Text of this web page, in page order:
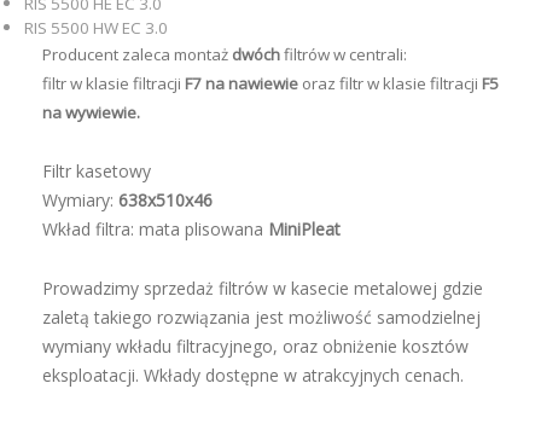
RIS 5500 HW EC 3.0
Producent zaleca montaż dwóchfiltrów w centrali:
filtr w klasie filtracji F7 na nawiewie oraz filtr w klasie filtracji F5
na wywiewie.
Filtr kasetowy
Wymiary: 638x510x46
Wkład filtra: mata plisowana MiniPleat
Prowadzimy sprzedaż filtrów w kasecie metalowej gdzie
zaletą takiego rozwiązania jest możliwość samodzielnej
wymiany wkładu filtracyjnego, oraz obniżenie kosztów
eksploatacji. Wkłady dostępne w atrakcyjnych cenach.